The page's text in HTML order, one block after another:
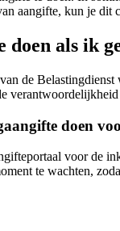
aangifte, kun je dit
als ik
de
doen
voor de
te wachten,